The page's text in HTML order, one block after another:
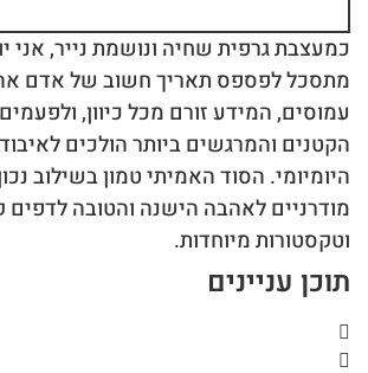
כמעצבת גרפית שחיה ונושמת נייר, אני
מתסכל לפספס תאריך חשוב של אדם
עמוסים, המידע זורם מכל כיוון,
הקטנים והמרגשים ביותר הולכים
היומיומי. הסוד האמיתי טמון בשילוב
מודרניים לאהבה הישנה והטובה לדפים
וטקסטורות מיוחדות.
תוכן עניינים